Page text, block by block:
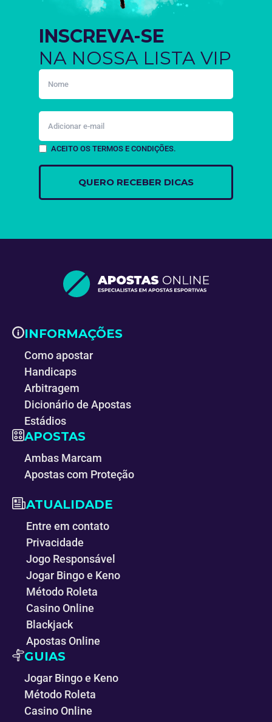
INSCREVA-SE
NA NOSSA LISTA VIP
ACEITO OS TERMOS E CONDIÇÕES.
INFORMAÇÕES
Como apostar
Handicaps
Arbitragem
Dicionário de Apostas
Estádios
APOSTAS
Ambas Marcam
Apostas com Proteção
ATUALIDADE
Entre em contato
Privacidade
Jogo Responsável
Jogar Bingo e Keno
Método Roleta
Casino Online
Blackjack
Apostas Online
GUIAS
Jogar Bingo e Keno
Método Roleta
Casino Online